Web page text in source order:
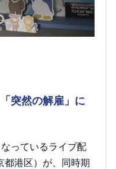
突然の解雇」に
っているライブ配
都港区）が、同時期